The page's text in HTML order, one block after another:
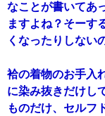
なことが書いてあ
ますよね？そーす
くなったりしない
袷の着物のお手入
に染み抜きだけし
ものだけ、セルフ